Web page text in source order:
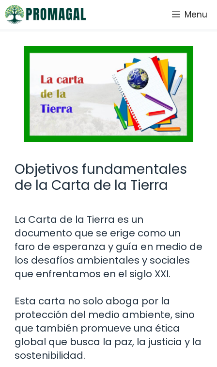
Saltar
al
Menu
Objetivos fundamentales
de la Carta de la Tierra
La Carta de la Tierra es un
documento que se erige como un
faro de esperanza y guía en medio de
los desafíos ambientales y sociales
que enfrentamos en el siglo XXI.
Esta carta no solo aboga por la
protección del medio ambiente, sino
que también promueve una ética
global que busca la paz, la justicia y la
sostenibilidad.